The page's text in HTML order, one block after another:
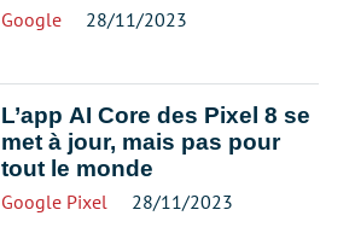
Google 28/11/2023
L’app AI Core des Pixel 8 se
met à jour, mais pas pour
tout le monde
Google Pixel 28/11/2023